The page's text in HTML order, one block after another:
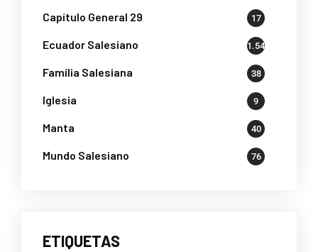
Capítulo General 29 17
Ecuador Salesiano 1.541
Familia Salesiana 38
Iglesia 9
Manta 40
Mundo Salesiano 76
ETIQUETAS